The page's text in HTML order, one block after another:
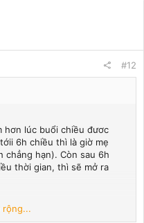
#12
hơn lúc buổi chiều đươc
6h chiều thì là giờ mẹ
chẳng hạn). Còn sau 6h
thời gian, thì sẽ mở ra
&quot;mơ&quot; được ai
đây Xiang ơi???
rộng...